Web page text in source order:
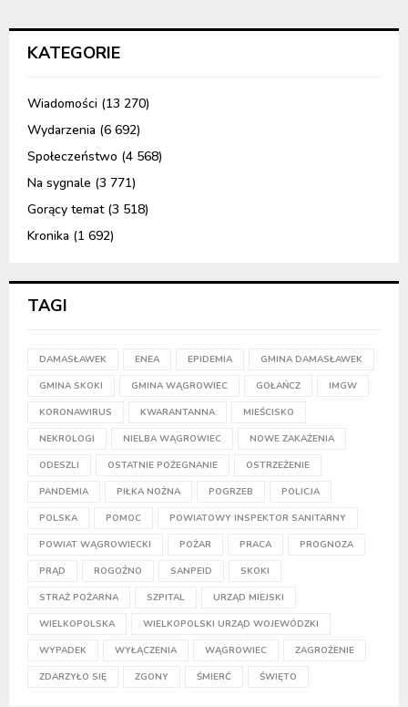
KATEGORIE
Wiadomości (13 270)
Wydarzenia (6 692)
Społeczeństwo (4 568)
Na sygnale (3 771)
Gorący temat(3 518)
Kronika (1 692)
TAGI
DAMASŁAWEK ENEA EPIDEMIA GMINA DAMASŁAWEK
GMINA SKOKI GMINA WĄGROWIEC GOŁAŃCZ IMGW
KORONAWIRUS KWARANTANNA MIEŚCISKO
NEKROLOGI NIELBA WĄGROWIEC NOWE ZAKAŻENIA
ODESZLI OSTATNIE POŻEGNANIE OSTRZEŻENIE
PANDEMIA PIŁKA NOŻNA POGRZEB POLICJA
POLSKA POMOC POWIATOWY INSPEKTOR SANITARNY
POWIAT WĄGROWIECKI POŻAR PRACA PROGNOZA
PRĄD ROGOŹNO SANPEID SKOKI
STRAŻ POŻARNA SZPITAL URZĄD MIEJSKI
WIELKOPOLSKA WIELKOPOLSKI URZĄD WOJEWÓDZKI
WYPADEK WYŁĄCZENIA WĄGROWIEC ZAGROŻENIE
ZDARZYŁO SIĘ ZGONY ŚMIERĆ ŚWIĘTO